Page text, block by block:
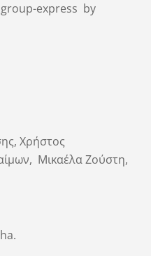
express by
Χρήστος
Μικαέλα Ζούστη,